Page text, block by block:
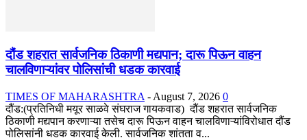
दौंड शहरात सार्वजनिक ठिकाणी मद्यपान; दारू पिऊन वाहन
चालविणाऱ्यांवर पोलिसांची धडक कारवाई
TIMES OF MAHARASHTRA - August 7, 2026 0
दौंड:(प्रतिनिधी मयूर साळवे संघराज गायकवाड) दौंड शहरात सार्वजनिक
ठिकाणी मद्यपान करणाऱ्या तसेच दारू पिऊन वाहन चालविणाऱ्यांविरोधात दौंड
पोलिसांनी धडक कारवाई केली. सार्वजनिक शांतता व...